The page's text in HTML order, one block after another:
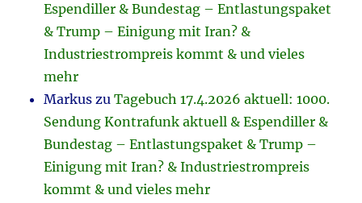
Espendiller & Bundestag – Entlastungspaket
& Trump – Einigung mit Iran? &
Industriestrompreis kommt & und vieles
mehr
Markus zuTagebuch 17.4.2026 aktuell: 1000.
Sendung Kontrafunk aktuell & Espendiller &
Bundestag – Entlastungspaket & Trump –
Einigung mit Iran? & Industriestrompreis
kommt & und vieles mehr